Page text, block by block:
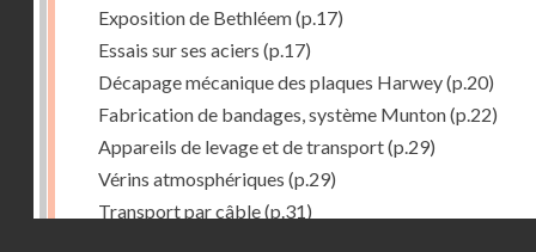
Exposition de Bethléem(p.17)
Essais sur ses aciers (p.17)
Décapage mécanique des plaques Harwey(p.20)
Fabrication de bandages, système Munton(p.22)
Appareils de levage et de transport(p.29)
Vérins atmosphériques (p.29)
Transport par câble(p.31)